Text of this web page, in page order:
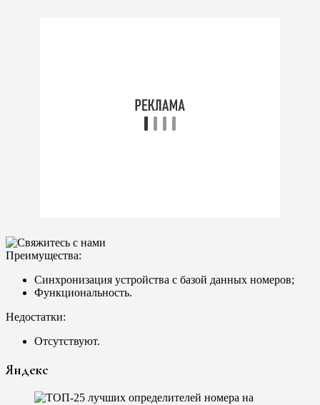
Преимущества:
Синхронизация устройства с базой данных номеров;
Функциональность.
Недостатки:
Отсутствуют.
Яндекс